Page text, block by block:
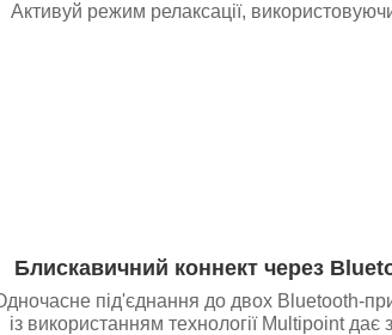
Активуй режим релаксації,
Блискавичний коннект через
під'єднання до двох Bluetooth-
із використанням технології Multipoint дає